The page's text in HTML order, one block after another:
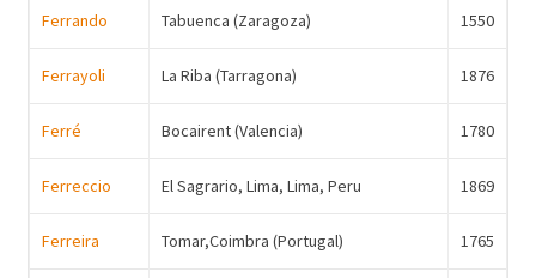
Ferrando Tabuenca (Zaragoza) 1550
Ferrayoli La Riba (Tarragona) 1876
Ferré Bocairent (Valencia) 1780
Ferreccio El Sagrario, Lima, Lima, Peru 1869
Ferreira Tomar,Coimbra (Portugal) 1765